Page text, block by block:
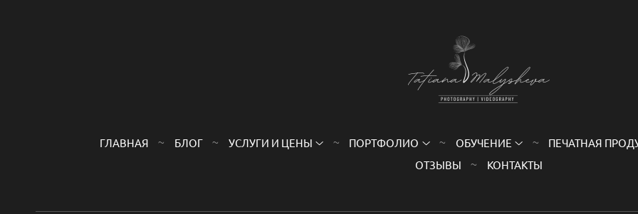
ГЛАВНАЯ БЛОГ УСЛУГИ И ЦЕНЫ ПОРТФОЛИО ОБУЧЕНИЕ
ПЕЧАТНАЯ
ОТЗЫВЫ
КОНТАКТЫ